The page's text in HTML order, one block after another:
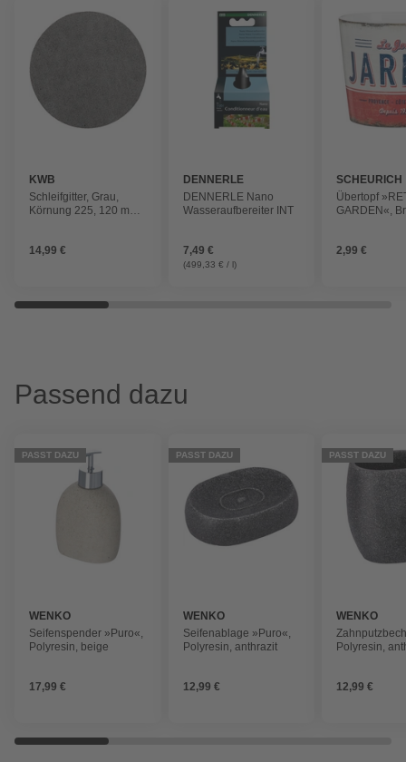
KWB
Schleifgitter, Grau,
Körnung 225, 120 mm
14,99 €
DENNERLE
DENNERLE Nano
Wasseraufbereiter INT
7,49 €
(499,33 € / l)
SCHEURICH
Übertopf
GARDEN«,
Keramik
2,99 €
Passend dazu
PASST DAZU
WENKO
Seifenspender »Puro«,
Polyresin, beige
17,99 €
PASST DAZU
WENKO
Seifenablage »Puro«,
Polyresin, anthrazit
12,99 €
PASST DAZU
WENKO
Polyresin,
12,99 €